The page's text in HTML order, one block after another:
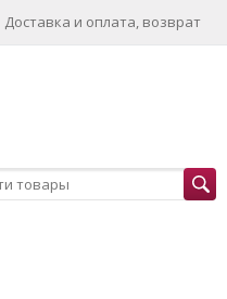
Доставка и оплата, возврат